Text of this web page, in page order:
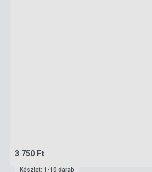
3 750 Ft
Készlet: 1-10 darab